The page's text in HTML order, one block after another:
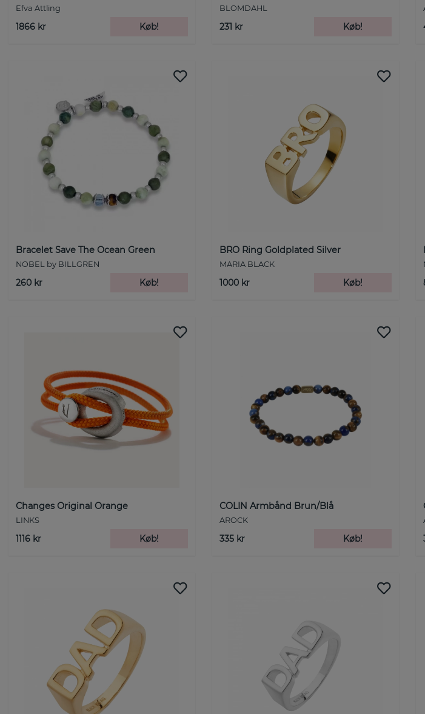
Efva Attling
1866 kr Køb!
BLOMDAHL
231 kr Køb!
Bracelet Save The Ocean Green
NOBEL by BILLGREN
260 kr Køb!
BRO Ring Goldplated Silver
MARIA BLACK
1000 kr Køb!
Changes Original Orange
LINKS
1116 kr Køb!
COLIN Armbånd Brun/Blå
AROCK
335 kr Køb!